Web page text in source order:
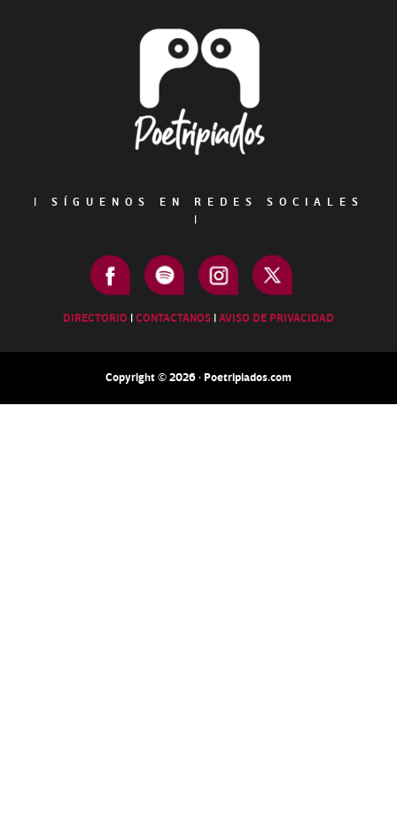
|
SÍGUENOS EN REDES SOCIALES
|
DIRECTORIO |CONTACTANOS |AVISO DE PRIVACIDAD
Copyright © 2026 · Poetripiados.com